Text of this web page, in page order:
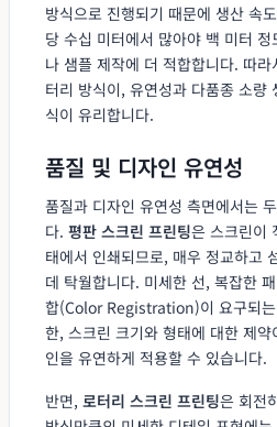
방식으로 진행되기 때문에 생산 속
당 수십 미터에서 많아야 백 미터
나 샘플 제작에 더 적합합니다. 따
터리 방식이, 유연성과 다품종 소량
식이 유리합니다.
품질 및 디자인 유연성
품질과 디자인 유연성 측면에서는
다. 평판 스크린 프린팅은 스크린이
태에서 인쇄되므로, 매우 정교하고
데 탁월합니다. 미세한 선, 복잡한
합(Color Registration)이 요구되는
한, 스크린 크기와 형태에 대한 제
인을 유연하게 적용할 수 있습니다.
반면, 로터리 스크린 프린팅은 회전